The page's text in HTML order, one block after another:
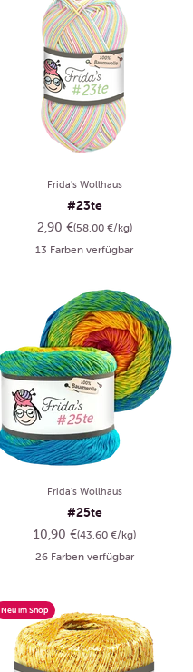
Frida's Wollhaus
#23te
Angebot
2,90 €(58,00 €/kg)
13 Farben verfügbar
Frida's Wollhaus
#25te
Angebot
10,90 €(43,60 €/kg)
26 Farben verfügbar
Neu im Shop